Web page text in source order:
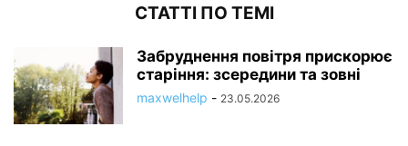
СТАТТІ ПО ТЕМІ
Забруднення повітря прискорює
старіння: зсередини та зовні
maxwelhelp - 23.05.2026